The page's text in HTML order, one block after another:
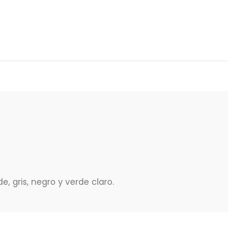
gris, negro y verde claro.